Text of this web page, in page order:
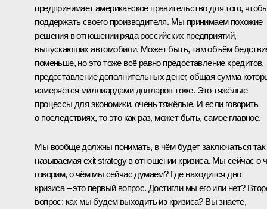
предпринимает американское правительство для того,
поддержать своего производителя. Мы принимаем похожие
решения в отношении ряда российских предприятий,
выпускающих автомобили. Может быть, там объём
поменьше, но это тоже всё равно предоставление кредитов,
предоставление дополнительных денег, общая сумма
измеряется миллиардами долларов тоже. Это тяжёлые
процессы для экономики, очень тяжёлые. И если говорить
о последствиях, то это как раз, может быть, самое главное.
Мы вообще должны понимать, в чём будет заключаться так
называемая exit strategy в отношении кризиса. Мы сейчас о
говорим, о чём мы сейчас думаем? Где находится дно
кризиса – это первый вопрос. Достигли мы его или нет?
вопрос: как мы будем выходить из кризиса? Вы знаете,